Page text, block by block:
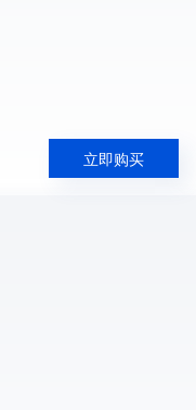
立即购买